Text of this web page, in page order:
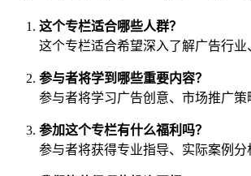
这个专栏适合哪些人群？
这个专栏适合希望深入了解广告行业
参与者将学到哪些重要内容？
参与者将学习广告创意、市场推广
参加这个专栏有什么福利吗？
参与者将获得专业指导、实际案例